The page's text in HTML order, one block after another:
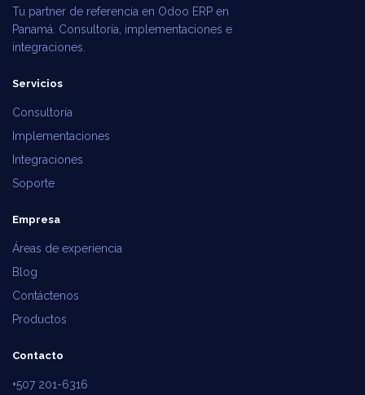
Tu partner de referencia en Odoo ERP en
Panamá. Consultoría, implementaciones e
integraciones.
Servicios
Consultoría
Implementaciones
Integraciones
Soporte
Empresa
Áreas de experiencia
Blog
Contáctenos
Productos
Contacto
+507 201-6316